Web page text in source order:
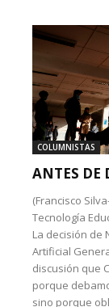
COLUMNISTAS
ANTES DE
(Francisco
Tecnología
La decisión de
Artificial
discusión que
porque
sino porque